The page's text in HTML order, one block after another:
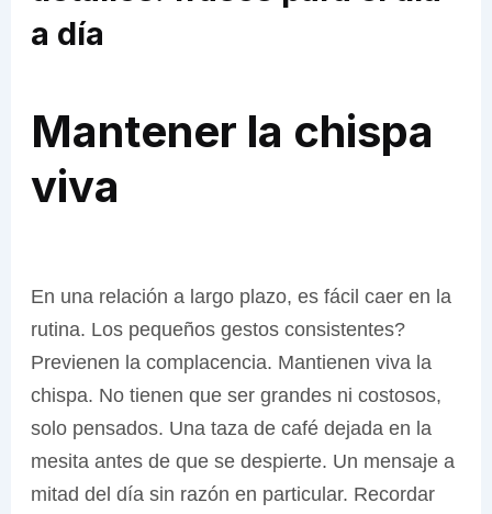
a día
Mantener la chispa
viva
En una relación a largo plazo, es fácil caer en la
rutina. Los pequeños gestos consistentes?
Previenen la complacencia. Mantienen viva la
chispa. No tienen que ser grandes ni costosos,
solo pensados. Una taza de café dejada en la
mesita antes de que se despierte. Un mensaje a
mitad del día sin razón en particular. Recordar